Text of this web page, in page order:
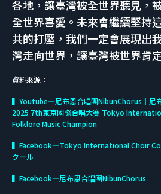
各地，讓臺灣被全世界聽見，
全世界喜愛。未來會繼續堅持
共的打壓，我們一定會展現出
灣走向世界，讓臺灣被世界肯定
資料來源：
▍Youtube—尼布恩合唱團NibunChorus｜尼
2025 7th東京國際合唱大賽 Tokyo
Folklore Music Champion
▍Facebook—Tokyo International Choir
クール
▍Facebook—尼布恩合唱團NibunChorus